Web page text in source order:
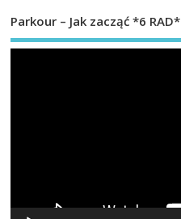
Parkour – Jak zacząć *6 RAD*